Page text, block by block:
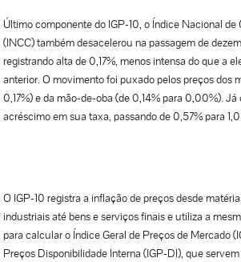
Último componente do IGP-10, o Índice Nacional
(INCC) também desacelerou na passagem de
registrando alta de 0,17%, menos intensa do que a
anterior. O movimento foi puxado pelos preços dos
0,17%) e da mão-de-oba (de 0,14% para 0,00%).
acréscimo em sua taxa, passando de 0,57% para
O IGP-10 registra a inflação de preços desde
industriais até bens e serviços finais e utiliza a
para calcular o Índice Geral de Preços de Mercado
Preços Disponibilidade Interna (IGP-DI), que